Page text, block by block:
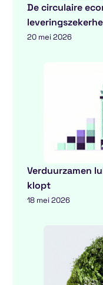
De circulaire
20 mei 2026
Verduurzamen
klopt
18 mei 2026